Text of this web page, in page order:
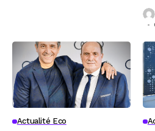
Actualité Eco